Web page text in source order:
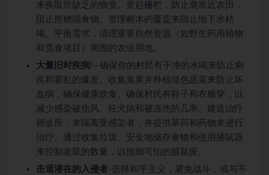
来换取所缺乏的物资。竖起栅栏，防止鹿靠近农田，
阻止熊糟蹋食物。管理树木的覆盖来防止地下水枯
竭。平衡需求，清理重要自然资源（如野生药用植物
和觅食项目）周围的农业用地。
大量旧时疾病!—确保你的村民有干净的水喝来防止痢
疾和霍乱的爆发。收集浆果并种植绿色蔬菜来防止坏
血病，确保健康饮食。确保村民有鞋子和衣服穿，以
减少感染破伤风、狂犬病和被冻伤的几率。建造治疗
师诊所，来隔离受感染者，并提供草药和药物来进行
治疗。通过收集垃圾、安全地储存食物和使用捕鼠器
来控制老鼠的数量，以抵御可怕的腺鼠疫。
击退潜在的入侵者-选择和平主义，避免战斗，或与不